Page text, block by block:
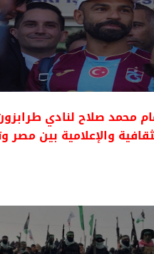
محمد صلاح لنادي
والإعلامية بين مصر